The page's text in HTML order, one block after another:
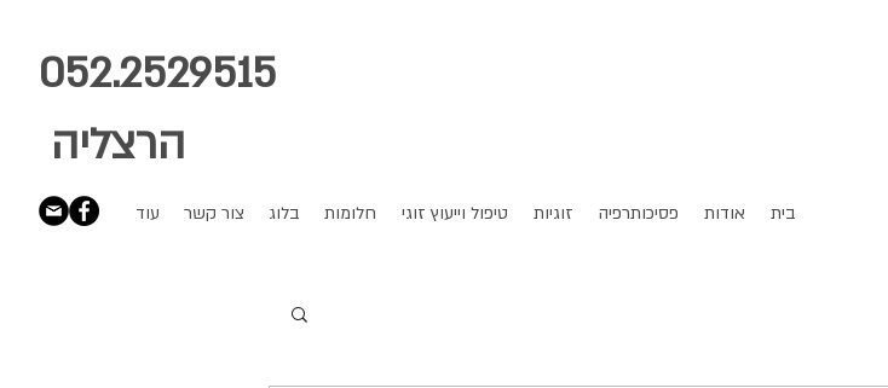
052.2529515
הרצליה
בית אודות פסיכותרפיה זוגיות טיפול וייעוץ זוגי חלומות בלוג צור קשר עוד